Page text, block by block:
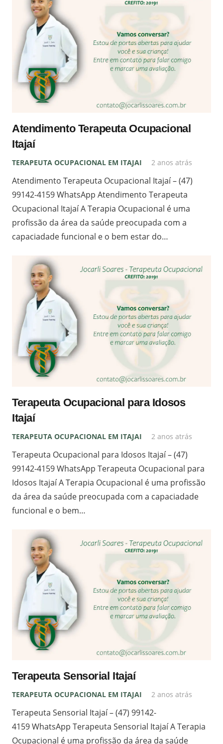
Atendimento Terapeuta Ocupacional
Itajaí
TERAPEUTA OCUPACIONAL EM ITAJAI 2 anos atrás
Atendimento Terapeuta Ocupacional Itajaí – (47)
99142-4159 WhatsApp Atendimento Terapeuta
Ocupacional Itajaí A Terapia Ocupacional é uma
profissão da área da saúde preocupada com a
capaciadade funcional e o bem estar do…
Terapeuta Ocupacional para Idosos
Itajaí
TERAPEUTA OCUPACIONAL EM ITAJAI 2 anos atrás
Terapeuta Ocupacional para Idosos Itajaí – (47)
99142-4159 WhatsApp Terapeuta Ocupacional para
Idosos Itajaí A Terapia Ocupacional é uma profissão
da área da saúde preocupada com a capaciadade
funcional e o bem…
Terapeuta Sensorial Itajaí
TERAPEUTA OCUPACIONAL EM ITAJAI 2 anos atrás
Terapeuta Sensorial Itajaí – (47) 99142-
4159 WhatsApp Terapeuta Sensorial Itajaí A Terapia
Ocupacional é uma profissão da área da saúde